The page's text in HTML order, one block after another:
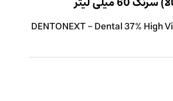
DENTONEXT - Dental 37%